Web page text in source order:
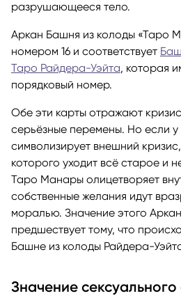
разрушающееся тело.
Аркан Башня из колоды «Таро
номером 16 и соответствует
Таро Райдера-Уэйта, которая
порядковый номер.
Обе эти карты отражают
серьёзные перемены. Но если
символизирует внешний
которого уходит всё старое и
Таро Манары олицетворяет
собственные желания идут
моралью. Значение этого
предшествует тому, что
Башне из колоды Райдера-
Значение